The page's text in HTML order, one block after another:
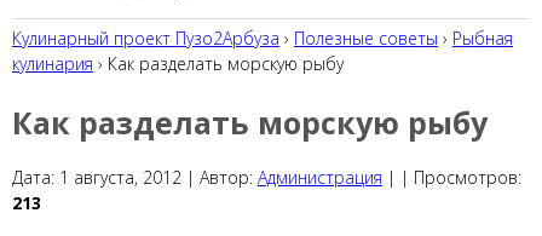
Кулинарный проект Пузо2Aрбуза › Полезные советы › Рыбная
кулинария › Как разделать морскую рыбу
Как разделать морскую рыбу
Дата: 1 августа, 2012 | Автор: Администрация | | Просмотров:
213